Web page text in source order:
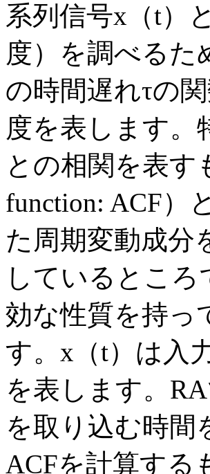
系列信号x（t）
度）を調べるた
の時間遅れτの
度を表します。
との相関を表す
function: ACF）
た周期変動成分
しているとこ
効な性質を持っ
す。x（t）は入
を表します。
を取り込む時間
ACFを計算する